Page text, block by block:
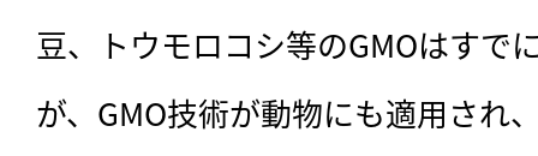
豆、トウモロコシ等のGMOはすで
が、GMO技術が動物にも適用され